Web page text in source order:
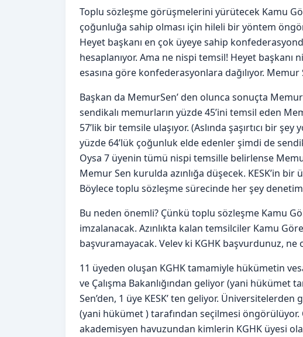
Toplu sözleşme görüşmelerini yürütecek Kamu
çoğunluğa sahip olması için hileli bir yöntem
Heyet başkanı en çok üyeye sahip
hesaplanıyor. Ama ne nispi temsil! Heyet
esasına göre konfederasyonlara dağılıyor.
Başkan da MemurSen’ den olunca sonuçta
sendikalı memurların yüzde 45’ini temsil eden
57’lik bir temsile ulaşıyor. (Aslında şaşırtıcı bir
yüzde 64’lük çoğunluk elde edenler şimdi de
Oysa 7 üyenin tümü nispi temsille belirlense
Memur Sen kurulda azınlığa düşecek. KESK’in
Böylece toplu sözleşme sürecinde her şey
Bu neden önemli? Çünkü toplu sözleşme Kamu
imzalanacak. Azınlıkta kalan temsilciler Kamu
başvuramayacak. Velev ki KGHK başvurdunuz,
11 üyeden oluşan KGHK tamamiyle hükümetin
ve Çalışma Bakanlığından geliyor (yani hükümet
Sen’den, 1 üye KESK’ ten geliyor.
(yani hükümet ) tarafından seçilmesi
akademisyen havuzundan kimlerin KGHK üyesi